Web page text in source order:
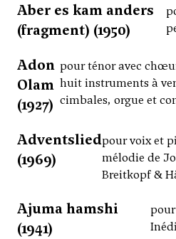
Aber es kam anders
(fragment) (1950)
Adon
Olam
(1927)
pour ténor avec
huit instruments à
cimbales, orgue et
Adventslied
(1969)
pour voix et
mélodie de
Breitkopf &
Ajuma hamshi
(1941)